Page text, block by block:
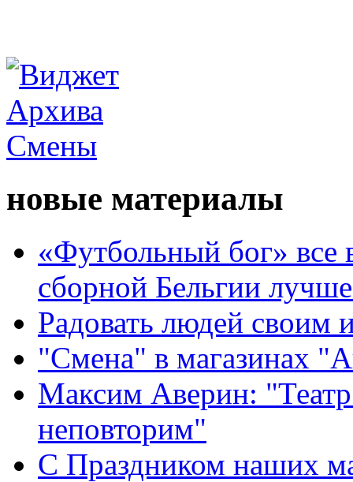
новые материалы
«Футбольный бог» все
сборной Бельгии
Радовать людей своим
"Смена" в магазинах
Максим Аверин:
неповторим"
С Праздником наших